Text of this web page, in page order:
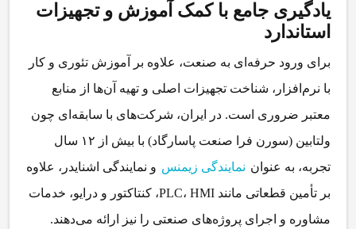
یادگیری جامع با کمک آموزش و تجهیزات
استاندارد
برای ورود حرفه‌ای به صنعت، علاوه بر آموزش تئوری و کار
با نرم‌افزار، شناخت تجهیزات اصلی و تهیه آن‌ها از منابع
معتبر ضروری است. در ایران، شرکت‌های با سابقه‌ای چون
ولتابین (سورن فرا صنعت پاسارگاد)
با بیش از ۱۲ سال
تجربه، به عنوان نمایندگی زیمنس و نمایندگی اشنایدر، علاوه
بر تأمین قطعاتی مانند PLC، HMI، کنتاکتور و درایو، خدمات
مشاوره و اجرای پروژه‌های صنعتی را نیز ارائه می‌دهند.